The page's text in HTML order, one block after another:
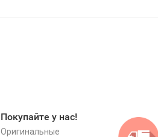
Покупайте у нас!
Оригинальные